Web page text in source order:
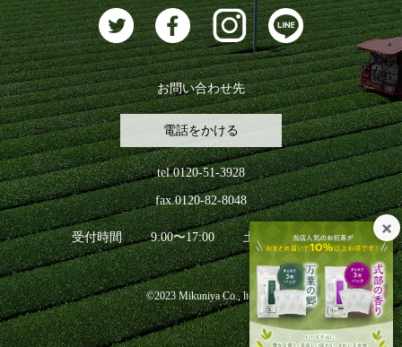
お問い合わせ先
電話をかける
tel.0120-51-3928
fax.0120-82-8048
受付時間 9:00〜17:00 土日祝日を除く
©2023 Mikuniya Co., ltd.